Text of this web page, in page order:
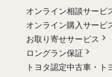
オンライン相談サービ
オンライン購入サービ
お取り寄せサービス
ロングラン保証
トヨタ認定中古車・
ト